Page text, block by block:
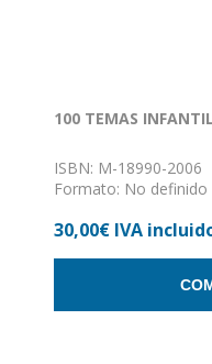
100 TEMAS
ISBN: M-18990-2006
Formato: No definido
30,00€ IVA